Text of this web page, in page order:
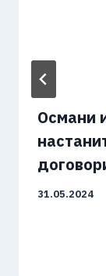
Oсмани
31.05.2024